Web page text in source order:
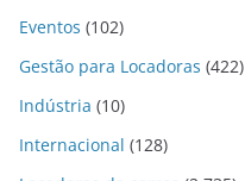
Eventos (102)
Gestão para Locadoras (422)
Indústria (10)
Internacional (128)